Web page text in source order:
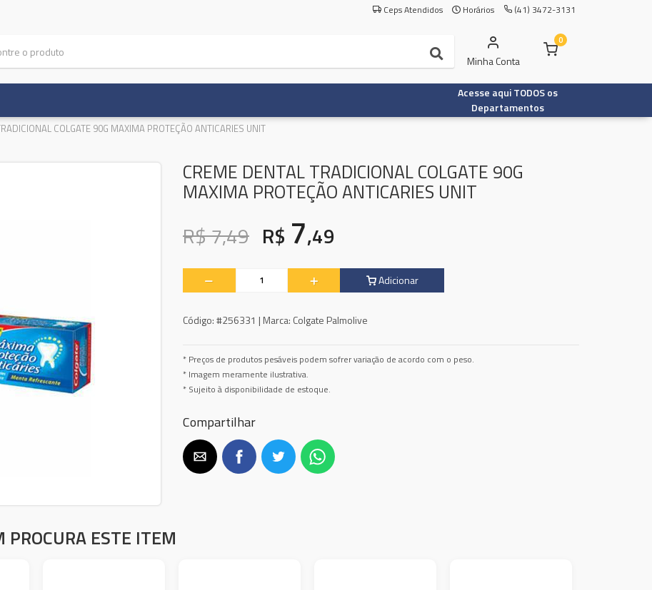
Ceps Atendidos Horários (41) 3472-3131
Minha Conta
0
Acesse aqui TODOS os
Departamentos
COLGATE 90G MAXIMA PROTEÇÃO ANTICARIES UNIT
CREME DENTAL TRADICIONAL COLGATE 90G
MAXIMA PROTEÇÃO ANTICARIES UNIT
R$ 7,49 R$ 7,49
Adicionar
Código:#256331 | Marca: Colgate Palmolive
* Preços de produtos pesáveis podem sofrer variação de acordo com o peso.
* Imagem meramente ilustrativa.
* Sujeito à disponibilidade de estoque.
Compartilhar
PROCURA ESTE ITEM